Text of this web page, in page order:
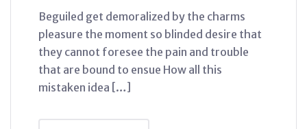
Beguiled get demoralized by the charms
pleasure the moment so blinded desire that
they cannot foresee the pain and trouble
that are bound to ensue How all this
mistaken idea […]